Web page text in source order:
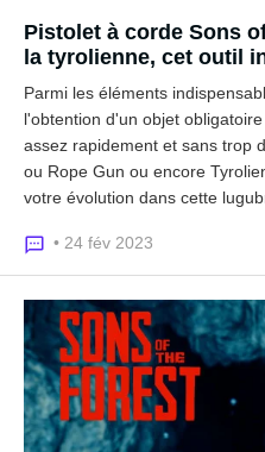
Pistolet à corde Sons
la tyrolienne, cet outil
Parmi les éléments
l'obtention d'un objet
assez rapidement et sans trop
ou Rope Gun ou encore
votre évolution dans cette
• 24 fév 2023